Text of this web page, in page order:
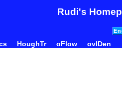
Rudi's
HoughTr oFlow ovlDen